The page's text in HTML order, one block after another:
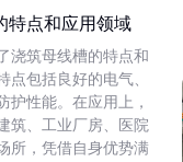
特点和应用领域
浇筑母线槽的特点和
点包括良好的电气、
护性能。在应用上，
筑、工业厂房、医院
所，凭借自身优势满